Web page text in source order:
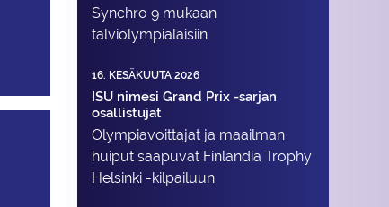
Synchro 9 mukaan
talviolympialaisiin
16. KESÄKUUTA 2026
ISU nimesi Grand Prix -sarjan
osallistujat
Olympiavoittajat ja maailman
huiput saapuvat Finlandia Trophy
Helsinki -kilpailuun